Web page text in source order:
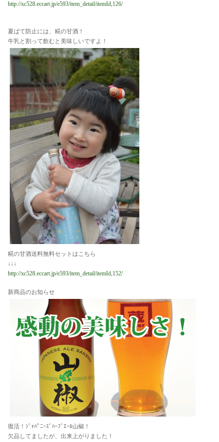
http://xc528.eccart.jp/e593/item_detail/itemId,126/
夏ばて防止には、糀の甘酒！
牛乳と割って飲むと美味しいですよ！
糀の甘酒送料無料セットはこちら
↓↓↓
http://xc528.eccart.jp/e593/item_detail/itemId,152/
新商品のお知らせ
復活！ｼﾞｬﾊﾟﾆｰｽﾞﾊｰﾌﾞｴｰﾙ山椒！
欠品してましたが、出来上がりました！